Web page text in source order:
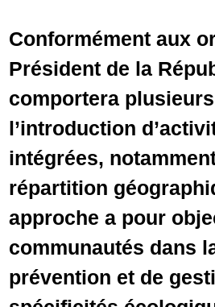
Conformément aux
Président de la
comportera
l’introduction
intégrées,
répartition
approche a pour
communautés dans
prévention et de